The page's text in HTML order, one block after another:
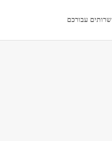
שרותים עבורכם